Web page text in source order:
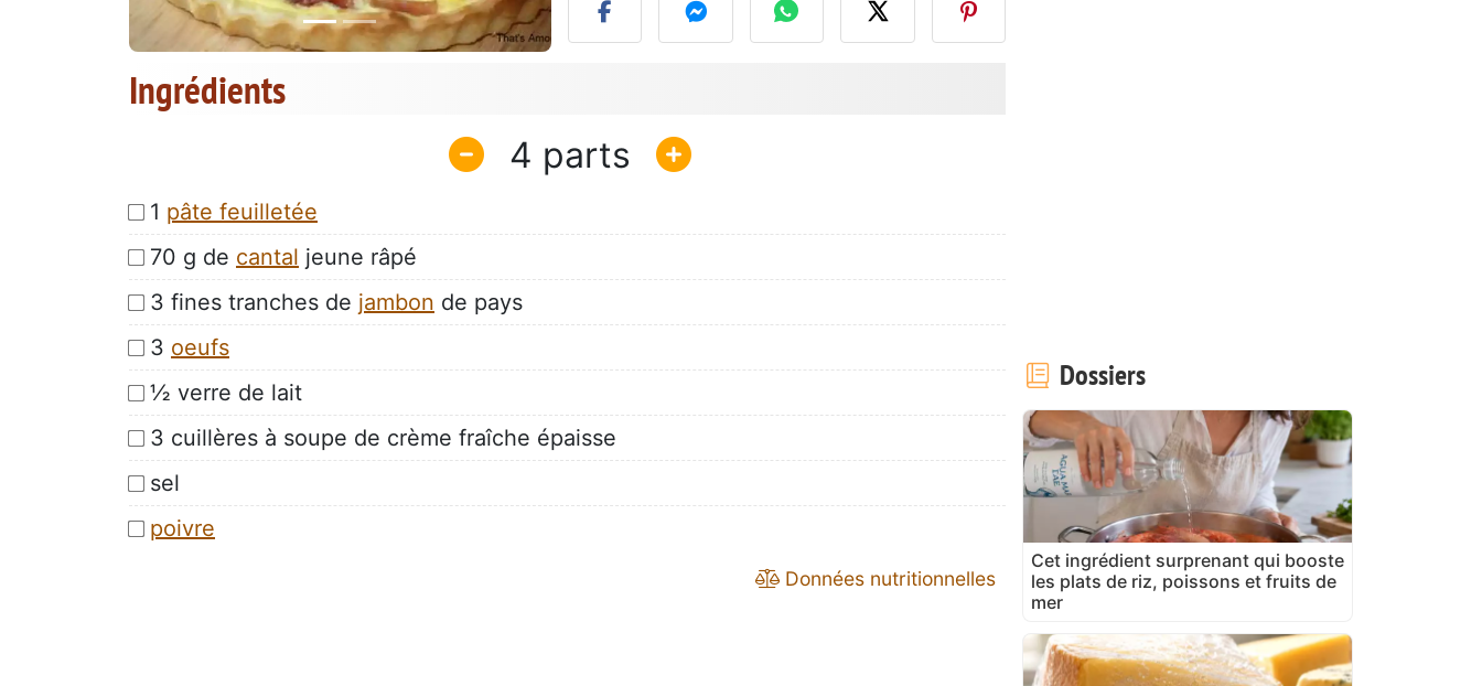
Ingrédients
4
1 pâte feuilletée
70 g de cantal jeune râpé
3 fines tranches de jambon de pays
3 oeufs
½ verre de lait
3 cuillères à soupe de crème fraîche épaisse
sel
poivre
Données nutritionnelles
Dossiers
Cet ingrédient surprenant qui booste
les plats de riz, poissons et fruits de
mer